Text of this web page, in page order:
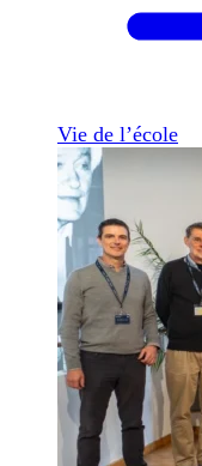
Vie de l’école